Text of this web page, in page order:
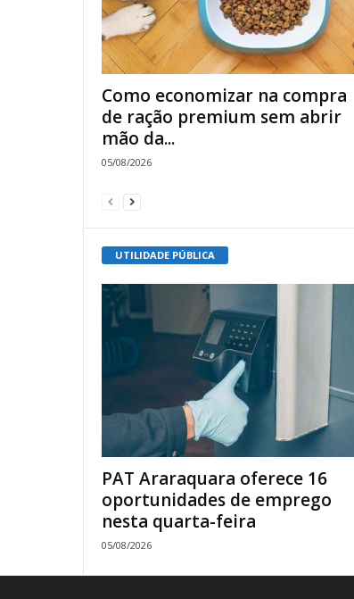
Como economizar na compra
de ração premium sem abrir
mão da...
05/08/2026
UTILIDADE PÚBLICA
PAT Araraquara oferece 16
oportunidades de emprego
nesta quarta-feira
05/08/2026